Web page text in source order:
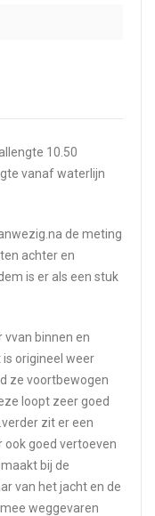
10.50
vanaf waterlijn
de meting
achter en
is er als een stuk
binnen en
origineel weer
ze voortbewogen
loopt zeer goed
zit er een
ook goed vertoeven
bij de
van het jacht en de
weggevaren